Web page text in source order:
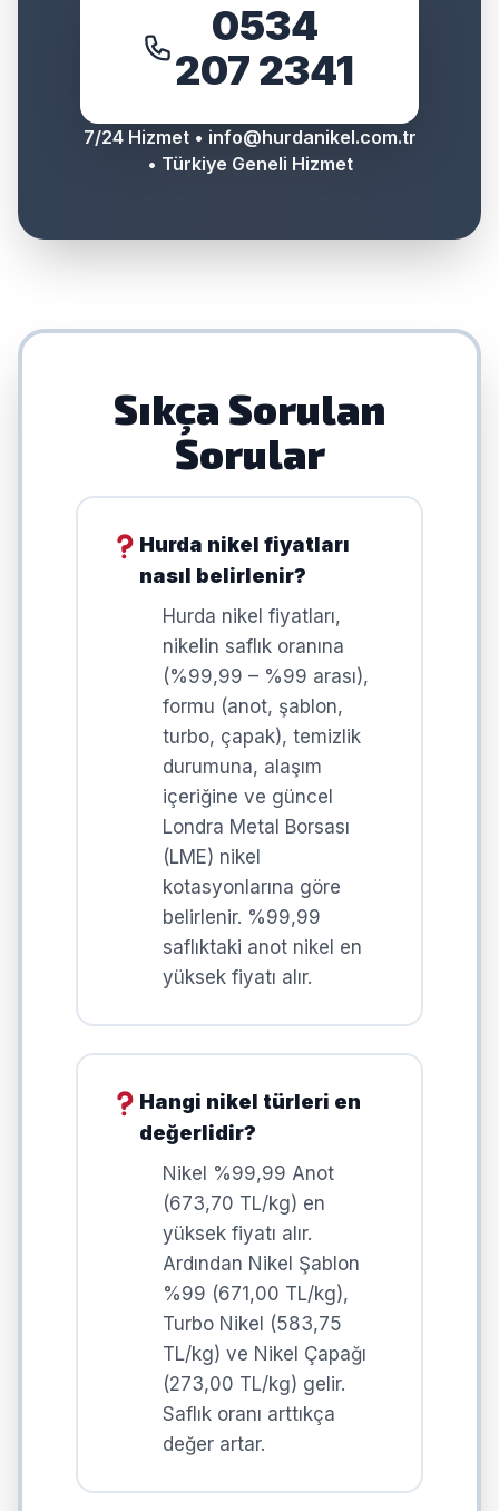
0534
207 2341
7/24 Hizmet • info@hurdanikel.com.tr
• Türkiye Geneli Hizmet
Sıkça Sorulan
Sorular
Hurda nikel fiyatları
nasıl belirlenir?
Hurda nikel fiyatları,
nikelin saflık oranına
(%99,99 – %99 arası),
formu (anot, şablon,
turbo, çapak), temizlik
durumuna, alaşım
içeriğine ve güncel
Londra Metal Borsası
(LME) nikel
kotasyonlarına göre
belirlenir. %99,99
saflıktaki anot nikel en
yüksek fiyatı alır.
Hangi nikel türleri en
değerlidir?
Nikel %99,99 Anot
(673,70 TL/kg) en
yüksek fiyatı alır.
Ardından Nikel Şablon
%99 (671,00 TL/kg),
Turbo Nikel (583,75
TL/kg) ve Nikel Çapağı
(273,00 TL/kg) gelir.
Saflık oranı arttıkça
değer artar.